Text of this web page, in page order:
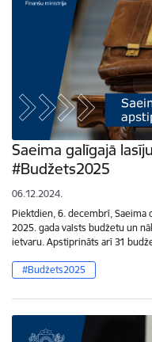
Saeima galīgajā
#Budžets2025
06.12.2024.
Piektdien, 6. decembrī, Saeima
2025. gada valsts budžetu un
ietvaru. Apstiprināts arī 31
#Budžets2025